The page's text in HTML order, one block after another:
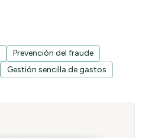
Prevención del fraude
Gestión sencilla de gastos